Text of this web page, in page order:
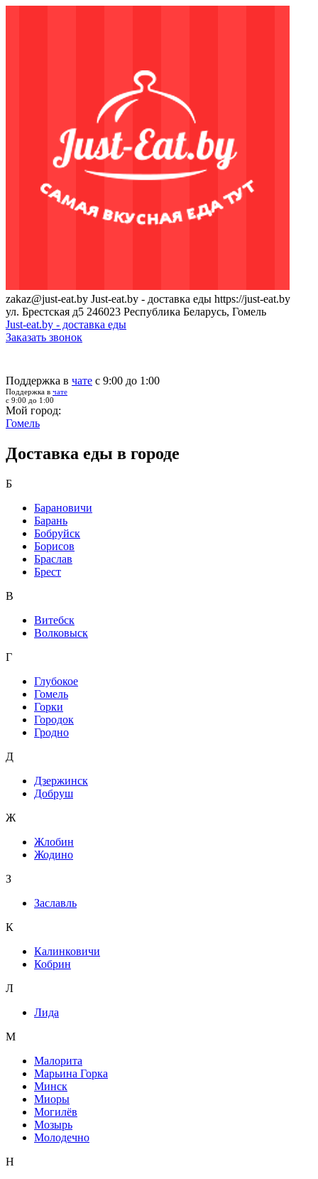
zakaz@just-eat.by Just-eat.by - доставка еды https://just-eat.by
ул. Брестская д5 246023 Республика Беларусь, Гомель
Just-eat.by - доставка еды
Заказать звонок
Поддержка в чате с 9:00 до 1:00
Поддержка в чате
с 9:00 до 1:00
Мой город:
Гомель
Доставка еды в городе
Б
Барановичи
Барань
Бобруйск
Борисов
Браслав
Брест
В
Витебск
Волковыск
Г
Глубокое
Гомель
Горки
Городок
Гродно
Д
Дзержинск
Добруш
Ж
Жлобин
Жодино
З
Заславль
К
Калинковичи
Кобрин
Л
Лида
М
Малорита
Марьина Горка
Минск
Миоры
Могилёв
Мозырь
Молодечно
Н